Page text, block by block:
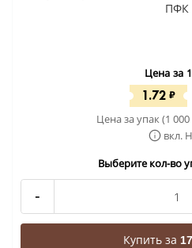
ПФК
Цена за
1.72 ₽
Цена за упак (1
вкл.
Выберите кол-во
-
Купить за